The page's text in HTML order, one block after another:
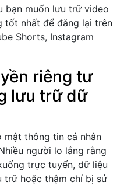
bạn muốn lưu trữ video
tốt nhất để đăng lại trên
Shorts, Instagram
riêng tư
lưu trữ dữ
mật thông tin cá nhân
người lo lắng rằng
trực tuyến, dữ liệu
trữ hoặc thậm chí bị sử